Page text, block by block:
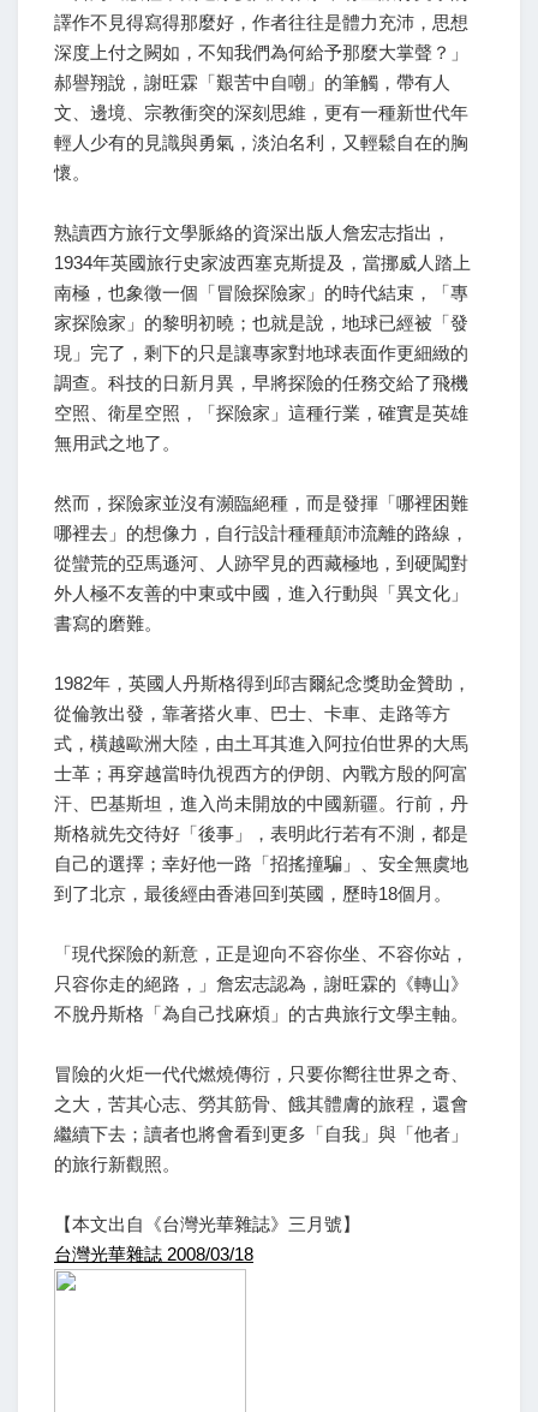
譯作不見得寫得那麼好，作者往往是體力充沛，思想
深度上付之闕如，不知我們為何給予那麼大掌聲？」
郝譽翔說，謝旺霖「艱苦中自嘲」的筆觸，帶有人
文、邊境、宗教衝突的深刻思維，更有一種新世代年
輕人少有的見識與勇氣，淡泊名利，又輕鬆自在的胸
懷。
熟讀西方旅行文學脈絡的資深出版人詹宏志指出，
1934年英國旅行史家波西塞克斯提及，當挪威人踏上
南極，也象徵一個「冒險探險家」的時代結束，「專
家探險家」的黎明初曉；也就是說，地球已經被「發
現」完了，剩下的只是讓專家對地球表面作更細緻的
調查。科技的日新月異，早將探險的任務交給了飛機
空照、衛星空照，「探險家」這種行業，確實是英雄
無用武之地了。
然而，探險家並沒有瀕臨絕種，而是發揮「哪裡困難
哪裡去」的想像力，自行設計種種顛沛流離的路線，
從蠻荒的亞馬遜河、人跡罕見的西藏極地，到硬闖對
外人極不友善的中東或中國，進入行動與「異文化」
書寫的磨難。
1982年，英國人丹斯格得到邱吉爾紀念獎助金贊助，
從倫敦出發，靠著搭火車、巴士、卡車、走路等方
式，橫越歐洲大陸，由土耳其進入阿拉伯世界的大馬
士革；再穿越當時仇視西方的伊朗、內戰方殷的阿富
汗、巴基斯坦，進入尚未開放的中國新疆。行前，丹
斯格就先交待好「後事」，表明此行若有不測，都是
自己的選擇；幸好他一路「招搖撞騙」、安全無虞地
到了北京，最後經由香港回到英國，歷時18個月。
「現代探險的新意，正是迎向不容你坐、不容你站，
只容你走的絕路，」詹宏志認為，謝旺霖的《轉山》
不脫丹斯格「為自己找麻煩」的古典旅行文學主軸。
冒險的火炬一代代燃燒傳衍，只要你嚮往世界之奇、
之大，苦其心志、勞其筋骨、餓其體膚的旅程，還會
繼續下去；讀者也將會看到更多「自我」與「他者」
的旅行新觀照。
【本文出自《台灣光華雜誌》三月號】
台灣光華雜誌 2008/03/18